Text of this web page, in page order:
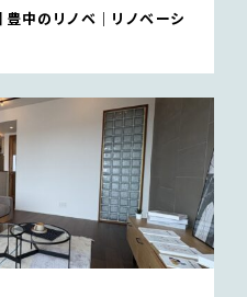
豊中のリノベ｜リノベーシ